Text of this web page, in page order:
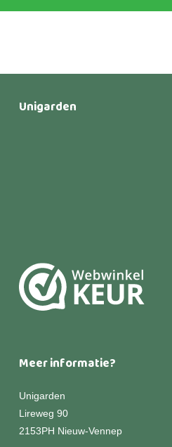
Unigarden
Meer informatie?
Unigarden
Lireweg 90
2153PH Nieuw-Vennep